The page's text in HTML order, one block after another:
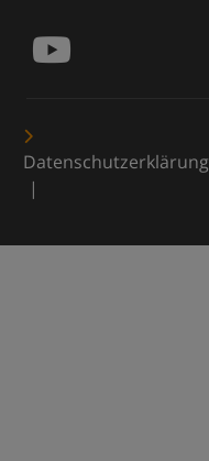
Datenschutzerklärung